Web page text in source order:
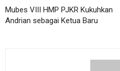
Mubes VIII HMP PJKR Kukuhkan
Andrian sebagai Ketua Baru